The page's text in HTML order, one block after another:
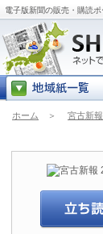
電子版新聞の販売・購読
ホーム ＞ 宮古新報